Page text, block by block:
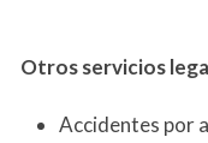
Otros servicios
Accidentes por